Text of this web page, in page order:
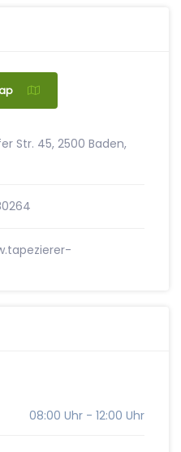
Str. 45, 2500 Baden,
08:00 Uhr - 12:00 Uhr